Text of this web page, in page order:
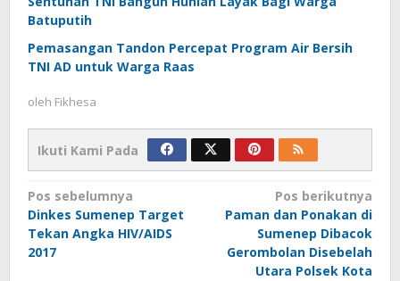
Batuputih
Pemasangan Tandon Percepat Program Air Bersih
TNI AD untuk Warga Raas
oleh Fikhesa
Ikuti Kami Pada
Navigasi
pos
Pos sebelumnya
Dinkes Sumenep Target
Tekan Angka HIV/AIDS
2017
Pos berikutnya
Paman dan Ponakan di
Sumenep Dibacok
Gerombolan Disebelah
Utara Polsek Kota